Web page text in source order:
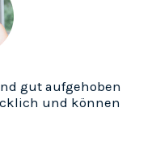
gut aufgehoben
und können